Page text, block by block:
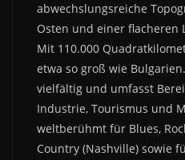
abwechslungsreiche
Osten und einer flacheren
Mit 110.000
etwa so groß wie Bulgarien.
vielfältig und umfasst
Industrie, Tourismus und
weltberühmt für Blues,
Country (Nashville) sowie